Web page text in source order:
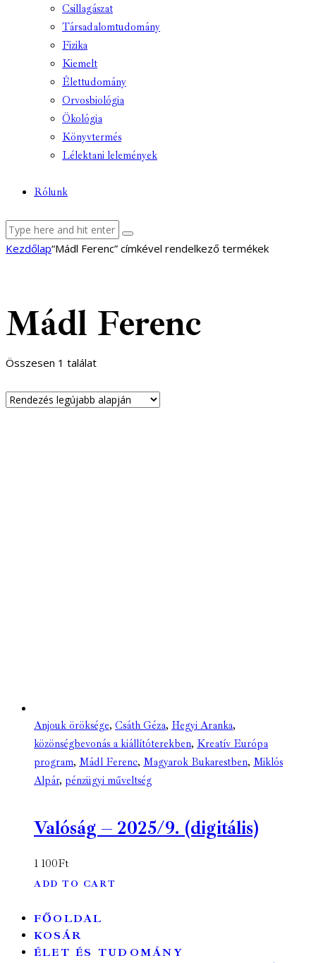
Csillagászat
Társadalomtudomány
Fizika
Kiemelt
Élettudomány
Orvosbiológia
Ökológia
Könyvtermés
Lélektani lelemények
Rólunk
facebook-
youtube-
email
Kezdőlap“Mádl Ferenc” címkével rendelkező termékek
Mádl Ferenc
Összesen 1 találat
Anjouk öröksége, Csáth Géza, Hegyi Aranka,
közönségbevonás a kiállítóterekben, Kreatív Európa
program, Mádl Ferenc, Magyarok Bukarestben, Miklós
Alpár, pénzügyi műveltség
Valóság – 2025/9. (digitális)
1 100Ft
ADD TO CART
FŐOLDAL
KOSÁR
ÉLET ÉS TUDOMÁNY